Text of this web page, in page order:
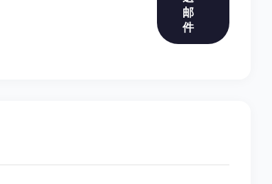
邮
件